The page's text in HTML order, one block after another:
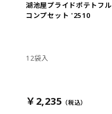
湖池屋プライドポテトフル
コンプセット '2510
12袋入
￥2,235